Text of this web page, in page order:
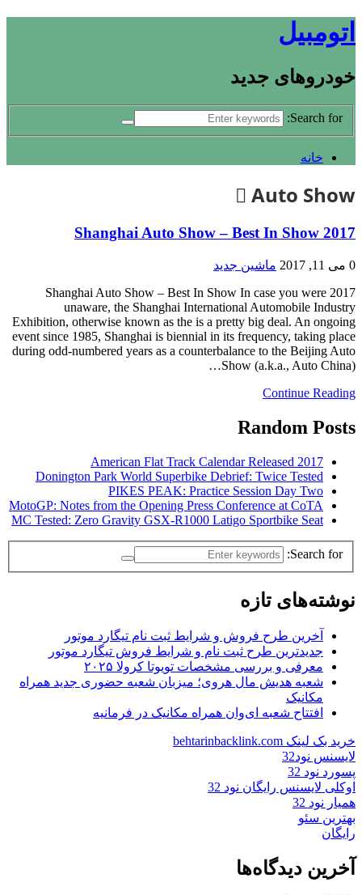
اتومبیل
خودروهای جدید
Search for:
خانه
Auto Show
2017 Shanghai Auto Show – Best In Show
0 می 11, 2017
ماشین جدید
2017 Shanghai Auto Show – Best In Show In case you were
unaware, the Shanghai International Automobile Industry
Exhibition, otherwise known as the is a pretty big deal. An ongoing
event since 1985, Shanghai is biennial in its frequency, taking place
during odd-numbered years as a counterbalance to the Beijing Auto
Show (a.k.a., Auto China)…
Continue Reading
Random Posts
2017 American Flat Track Calendar Released
Donington Park World Superbike Debrief: Twice Tested
PIKES PEAK: Practice Session Day Two
MotoGP: Notes from the Opening Press Conference at CoTA
MC Tested: Zero Gravity GSX-R1000 Latigo Sportbike Seat
Search for:
نوشته‌های تازه
آخرین طرح فروش و شرایط ثبت نام تیگارد موتور
جدیدترین طرح ثبت نام و شرایط فروش تیگارد موتور
معرفی و بررسی مشخصات تویوتا کرولا ۲۰۲۵
شعبه هدیش مال هروی؛ میزبان شعبه حضوری جدید همراه
مکانیک
افتتاح شعبه ای‌وان همراه مکانیک در فرمانیه
خرید بک لینک behtarinbacklink.com
لایسنس نود32
پسورد نود 32
اوکلی لایسنس رایگان نود 32
همیار نود 32
بهترین سئو
رایگان
آخرین دیدگاه‌ها